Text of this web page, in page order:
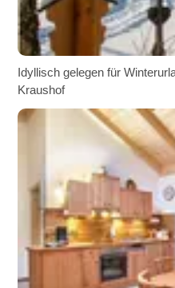
Idyllisch gelegen für
Kraushof